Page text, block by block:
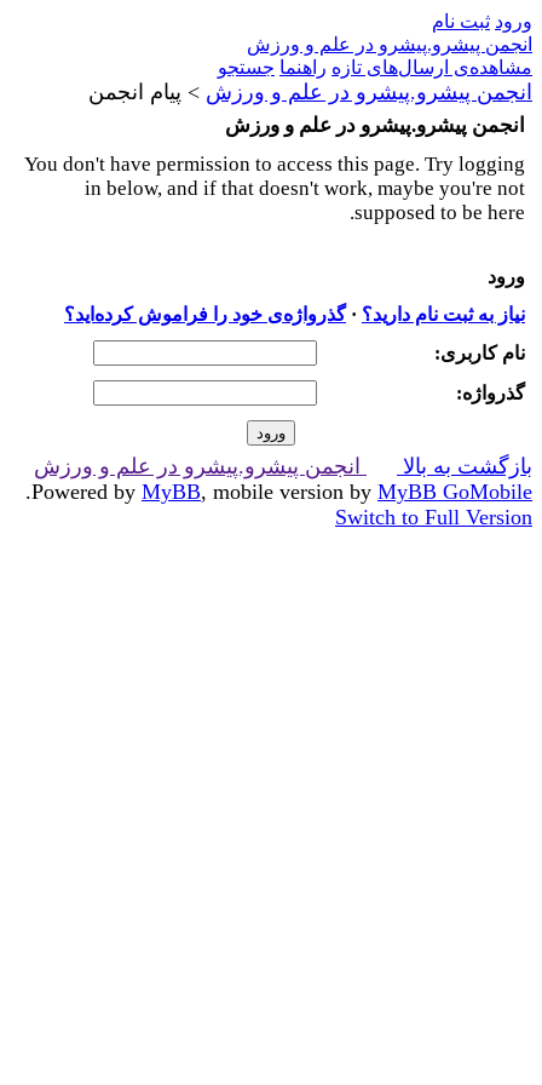
ورود ثبت نام
انجمن پیشرو.پیشرو در علم و ورزش
مشاهده‌ی ارسال‌های تازه‌ راهنما جستجو
انجمن پیشرو.پیشرو در علم و ورزش > پیام انجمن
انجمن پیشرو.پیشرو در علم و ورزش
You don't have permission to access this page. Try logging
in below, and if that doesn't work, maybe you're not
supposed to be here.
ورود
نیاز به ثبت نام دارید؟ ·گذرواژه‌ی خود را فراموش کرده‌اید؟
نام کاربری:
گذرواژه‌:
بازگشت به بالا
انجمن پیشرو.پیشرو در علم و ورزش
Powered by MyBB, mobile version by MyBB GoMobile
.
Switch to Full Version